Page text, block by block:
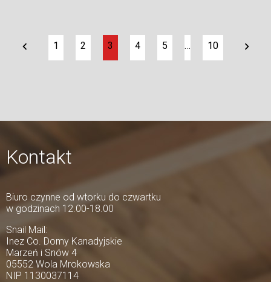
1 2 3 4 5 … 10
Kontakt
Biuro czynne od wtorku do czwartku
w godzinach 12.00-18.00
Snail Mail:
Inez Co. Domy Kanadyjskie
Marzeń i Snów 4
05552 Wola Mrokowska
NIP 1130037114